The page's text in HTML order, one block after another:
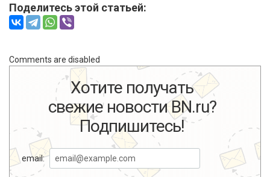
Поделитесь этой статьей:
Comments are disabled
Хотите получать
свежие новости BN.ru?
Подпишитесь!
email: